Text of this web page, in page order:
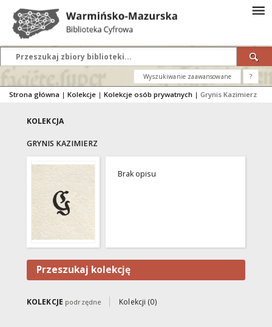
Wyszukiwanie zaawansowane ?
Strona główna | Kolekcje | Kolekcje osób prywatnych | Grynis Kazimierz
KOLEKCJA
GRYNIS KAZIMIERZ
Brak opisu
Przeszukaj kolekcję
KOLEKCJE podrzędne Kolekcji (0)